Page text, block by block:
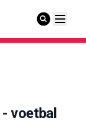
voetbal